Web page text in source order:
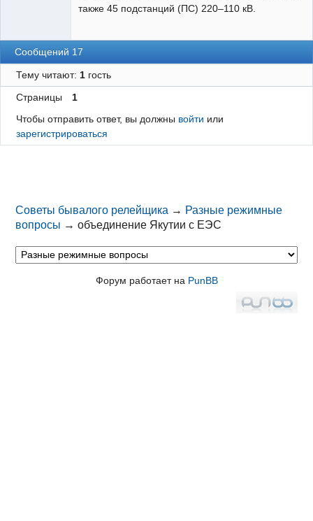
также 45 подстанций (ПС) 220–110 кВ.
Сообщений 17
Тему читают: 1гость
Страницы
1
Чтобы отправить ответ, вы должны войти или
зарегистрироваться
Советы бывалого релейщика → Разные режимные
вопросы →объединение Якутии с ЕЭС
Форум работает на PunBB